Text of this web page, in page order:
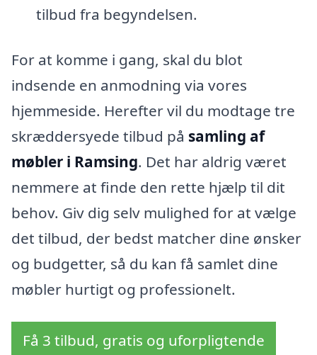
tilbud fra begyndelsen.
For at komme i gang, skal du blot
indsende en anmodning via vores
hjemmeside. Herefter vil du modtage tre
skræddersyede tilbud på samling af
møbler i Ramsing. Det har aldrig været
nemmere at finde den rette hjælp til dit
behov. Giv dig selv mulighed for at vælge
det tilbud, der bedst matcher dine ønsker
og budgetter, så du kan få samlet dine
møbler hurtigt og professionelt.
Få 3 tilbud, gratis og uforpligtende